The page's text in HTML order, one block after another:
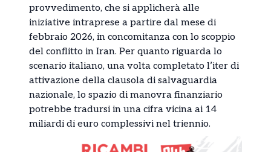
provvedimento, che si applicherà alle
iniziative intraprese a partire dal mese di
febbraio 2026, in concomitanza con lo scoppio
del conflitto in Iran. Per quanto riguarda lo
scenario italiano, una volta completato l’iter di
attivazione della clausola di salvaguardia
nazionale, lo spazio di manovra finanziario
potrebbe tradursi in una cifra vicina ai 14
miliardi di euro complessivi nel triennio.